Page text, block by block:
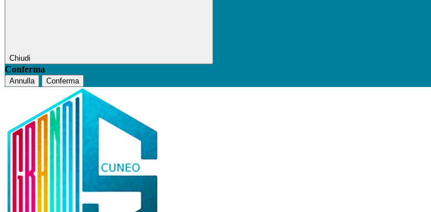
Chiudi
Conferma
Annulla Conferma